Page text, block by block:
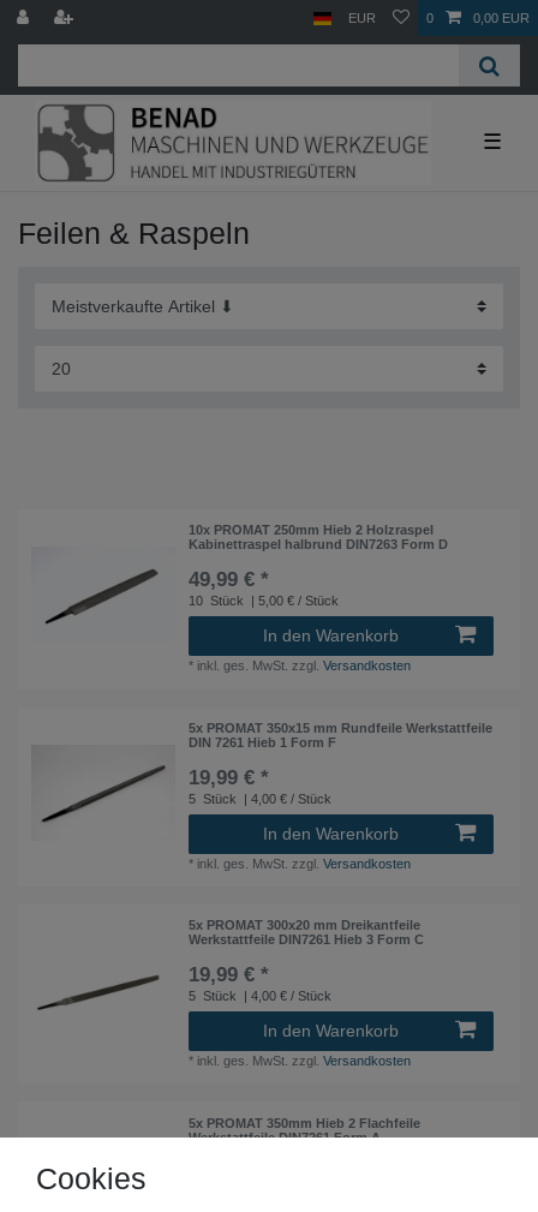
EUR 0 0,00 EUR
☰
Feilen & Raspeln
10x PROMAT 250mm Hieb 2 Holzraspel
Kabinettraspel halbrund DIN7263 Form D
49,99 € *
10 Stück | 5,00 € / Stück
In den Warenkorb
* inkl. ges. MwSt. zzgl.Versandkosten
5x PROMAT 350x15 mm Rundfeile Werkstattfeile
DIN 7261 Hieb 1 Form F
19,99 € *
5 Stück | 4,00 € / Stück
In den Warenkorb
* inkl. ges. MwSt. zzgl.Versandkosten
5x PROMAT 300x20 mm Dreikantfeile
Werkstattfeile DIN7261 Hieb 3 Form C
19,99 € *
5 Stück | 4,00 € / Stück
In den Warenkorb
* inkl. ges. MwSt. zzgl.Versandkosten
5x PROMAT 350mm Hieb 2 Flachfeile
Werkstattfeile DIN7261 Form A
Cookies